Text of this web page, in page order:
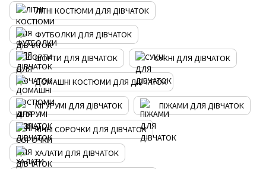
ЛІТНІ КОСТЮМИ ДЛЯ ДІВЧАТОК
ФУТБОЛКИ ДЛЯ ДІВЧАТОК
ШОРТИ ДЛЯ ДІВЧАТОК СУКНІ ДЛЯ ДІВЧАТОК
ДОМАШНІ КОСТЮМИ ДЛЯ ДІВЧАТОК
КІГУРУМІ ДЛЯ ДІВЧАТОК ПІЖАМИ ДЛЯ ДІВЧАТОК
НІЧНІ СОРОЧКИ ДЛЯ ДІВЧАТОК
ХАЛАТИ ДЛЯ ДІВЧАТОК